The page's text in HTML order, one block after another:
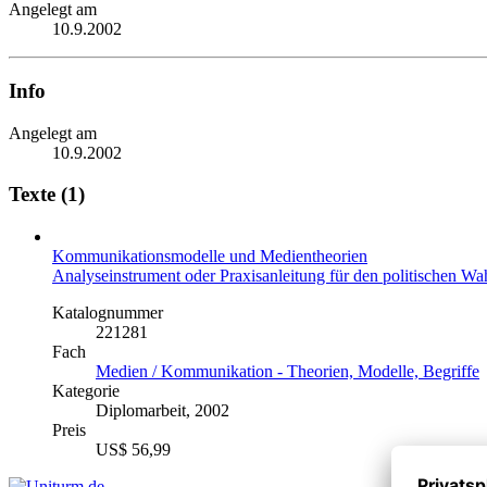
Angelegt am
10.9.2002
Info
Angelegt am
10.9.2002
Texte (1)
Kommunikationsmodelle und Medientheorien
Analyseinstrument oder Praxisanleitung für den politischen
Katalognummer
221281
Fach
Medien / Kommunikation - Theorien, Modelle, Begriffe
Kategorie
Diplomarbeit, 2002
Preis
US$ 56,99